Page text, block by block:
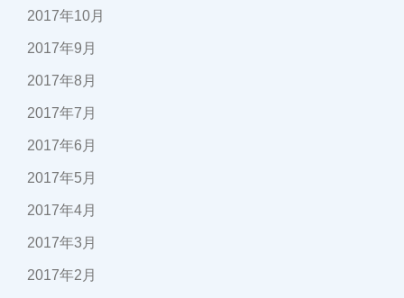
2017年10月
2017年9月
2017年8月
2017年7月
2017年6月
2017年5月
2017年4月
2017年3月
2017年2月